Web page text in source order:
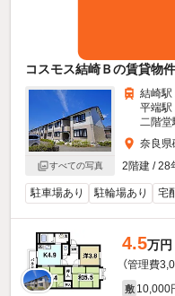
コスモス結崎Ｂの賃貸物件
すべての写真
結崎駅
平端駅
二階堂
奈良県
2階建 / 28
駐車場あり 駐輪場あり 宅
4.5万円
（管理費
敷 10,000